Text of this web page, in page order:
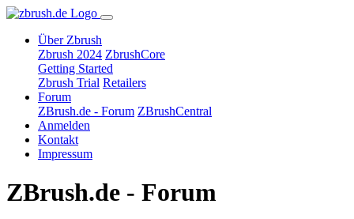
Über Zbrush
Zbrush 2024 ZbrushCore
Getting Started
Zbrush Trial Retailers
Forum
ZBrush.de - Forum ZBrushCentral
Anmelden
Kontakt
Impressum
ZBrush.de - Forum